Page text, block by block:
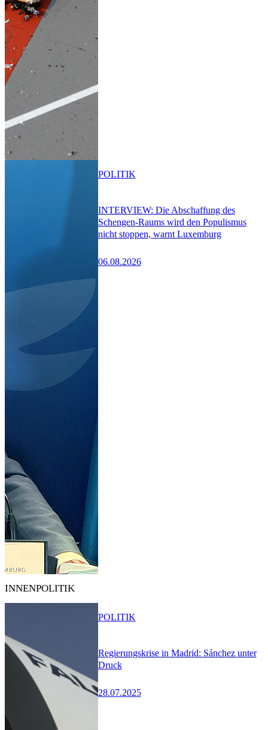
INTERVIEW: Die Abschaffung des
Schengen-Raums wird den Populismus
nicht stoppen, warnt Luxemburg
06.08.2026
POLITIK
INNENPOLITIK
Regierungskrise in Madrid: Sánchez unter
Druck
28.07.2025
POLITIK